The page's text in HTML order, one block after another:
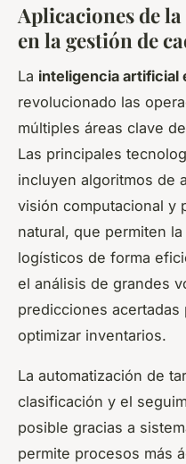
Aplicaciones de
en la gestión de
La inteligencia artificial
revolucionado las
múltiples áreas clave
Las principales
incluyen algoritmos de
visión computacional y
natural, que permiten
logísticos de forma
el análisis de grandes
predicciones acertadas
optimizar inventarios.
La automatización de
clasificación y el
posible gracias a
permite procesos más